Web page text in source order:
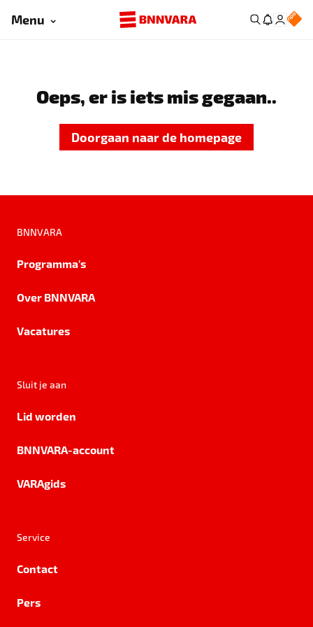
Menu
Oeps, er is iets mis gegaan..
Doorgaan naar de homepage
BNNVARA
Programma's
Over BNNVARA
Vacatures
Sluit je aan
Lid worden
BNNVARA-account
VARAgids
Service
Contact
Pers